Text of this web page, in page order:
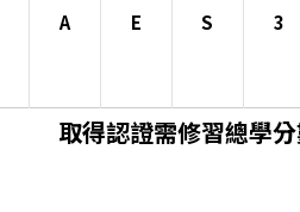
A E S 3
取得認證需修習總學